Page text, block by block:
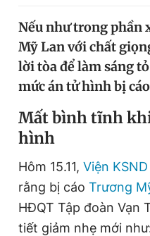
Tin thị trường
Video
Sản phẩm khác
Tiện ích
Thông tin tòa soạn
Nếu như trong phần
Mỹ Lan với chất
lời tòa để làm sáng
mức án tử hình bị
Mất bình tĩnh
hình
Hôm 15.11, Viện
rằng bị cáo Trương
HĐQT Tập đoàn Vạn
tiết giảm nhẹ mới